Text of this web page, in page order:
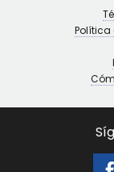
Política